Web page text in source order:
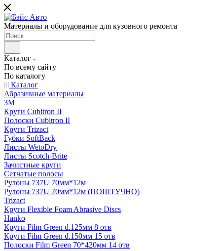
Материалы и оборудование для кузовного ремонта
Каталог
По всему сайту
По каталогу
Каталог
Абразивные материалы
3M
Круги Cubitron II
Полоски Cubitron II
Круги Trizact
Губки SoftBack
Листы WetoDry
Листы Scotch-Brite
Зачистные круги
Сетчатые полосы
Рулоны 737U 70мм*12м
Рулоны 737U 70мм*12м (ПОШТУЧНО)
Trizact
Круги Flexible Foam Abrasive Discs
Hanko
Круги Film Green d.125мм 8 отв
Круги Film Green d.150мм 15 отв
Полоски Film Green 70*420мм 14 отв